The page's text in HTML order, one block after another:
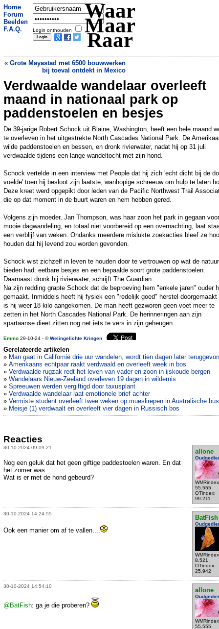
Home
Forum
Beelden
F.A.Q.
Login onthouden
Waar
Maar
Raar
« Grote Mayastad met 6500 bouwwerken
bij toeval ontdekt in Mexico
Mathieu (24) pleegt zelfmoord na
mislukte baardtranspantatie door Turkse
nep-chirurg»
Verdwaalde wandelaar overleeft
maand in nationaal park op
paddenstoelen en besjes
De 39-jarige Robert Schock uit Blaine, Washington, heeft een hele maand
te overleven in het uitgestrekte North Cascades National Park. De
wilde paddenstoelen en bessen, en dronk rivierwater, nadat hij op 31 juli
verdwaalde tijdens een lange wandeltocht met zijn hond.
Schock vertelde in een interview met People dat hij zich 'echt dicht bij de
voelde' toen hij besloot zijn laatste, wanhopige schreeuw om hulp te laten
Deze kreet werd opgepikt door leden van de Pacific Northwest Trail
die op dat moment in de buurt waren en hem hebben gered.
Volgens zijn moeder, Jan Thompson, was haar zoon het park in gegaan
mooie dagwandeling, en totaal niet voorbereid op een overnachting, laat
een verblijf van weken. Ondanks meerdere mislukte zoekacties bleef ze
houden dat hij levend zou worden gevonden.
Schock wist zichzelf in leven te houden door te vertrouwen op wat de
bieden had: eetbare besjes en een bepaalde soort grote paddenstoelen.
Daarnaast dronk hij rivierwater, schrijft The Guardian.
Na zijn redding grapte Schock dat de beproeving hem "enkele jaren" ouder
gemaakt. Inmiddels heeft hij fysiek een "redelijk goed" herstel doorgemaakt
is hij weer 18 kilo aangekomen. De man heeft gezworen geen voet meer te
zetten in het North Cascades National Park. De herinneringen aan zijn
spartaanse dieet zitten nog net iets te vers in zijn geheugen.
Emmo 29-10-24 - ©Welingelichte Kringen
Gerelateerde artikelen
» Man gaat in Californië drie uur wandelen, wordt tien dagen later
» Amerikaans echtpaar raakt verdwaald en overleeft week in bos
» Verdwaalde rugzak redt het leven van vader en zoon in ijskoude bergen
» Wandelaars Nieuw-Zeeland overleven 19 dagen in wildernis
» Spreeuwen werden vergiftigd door taxusplant
» Verdwaalde wandelaar laat emotionele brief achter
» Vermiste student overleeft twee weken op mueslirepen in Australische
» Meisje (1) verdwaalt en overleeft vier dagen in Russisch bos
Reacties
30-10-2024 09:09:21
allone
55.555
OTindex:
99.211
Nog een geluk dat het geen giftige paddestoelen waren. En dat
het zomer was.
Wat is er met de hond gebeurd?
30-10-2024 14:24:55
BatFish
8.521
OTindex:
25.942
Ook een manier om af te vallen....
30-10-2024 14:54:10
allone
55.555
@BatFish: ga je die proberen?